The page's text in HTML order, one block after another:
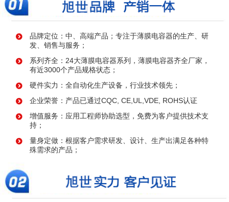
品牌定位：中、高端产品；专注于薄膜电容器的生产、研
发、销售与服务；
系列齐全：24大薄膜电容器系列，薄膜电容器齐全厂家，
有近3000个产品规格状态；
硬件实力：全自动化生产设备，行业技术领先；
企业荣誉：产品已通过CQC, CE,UL,VDE, ROHS认证
增值服务：应用工程师协助选型，免费为客户提供技术支
持；
量身定做：根据客户需求研发、设计、生产出满足各种特
殊需求的产品；